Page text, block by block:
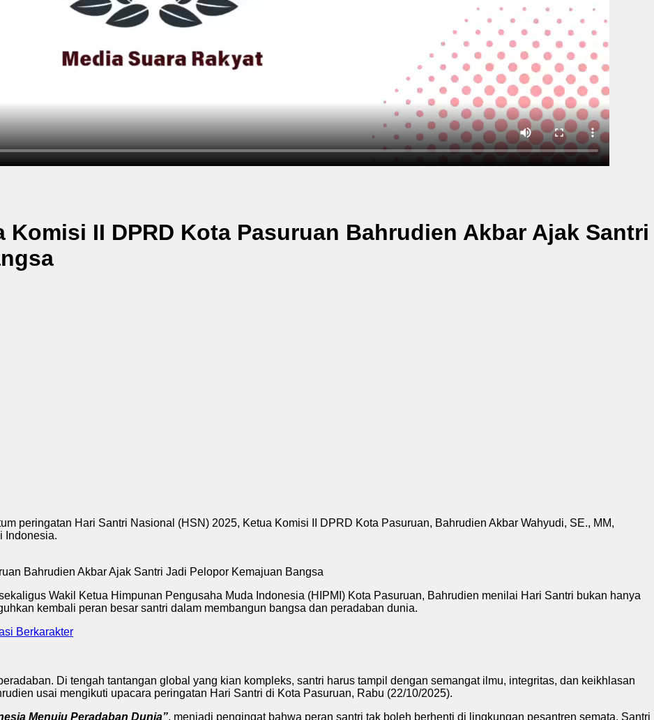
Komisi II DPRD Kota Pasuruan Bahrudien Akbar Ajak Santri
peringatan Hari Santri Nasional (HSN) 2025, Ketua Komisi II DPRD Kota Pasuruan, Bahrudien Akbar Wahyudi, SE., MM,
Indonesia.
Wakil Ketua Himpunan Pengusaha Muda Indonesia (HIPMI) Kota Pasuruan, Bahrudien menilai Hari Santri bukan hanya
kembali peran besar santri dalam membangun bangsa dan peradaban dunia.
Berkarakter
Di tengah tantangan global yang kian kompleks, santri harus tampil dengan semangat ilmu, integritas, dan keikhlasan
usai mengikuti upacara peringatan Hari Santri di Kota Pasuruan, Rabu (22/10/2025).
Menuju Peradaban Dunia”, menjadi pengingat bahwa peran santri tak boleh berhenti di lingkungan pesantren semata. Santri